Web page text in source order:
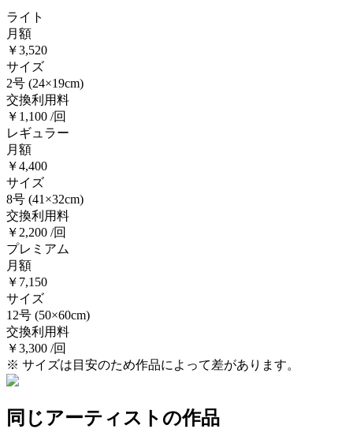
ライト
月額
￥3,520
サイズ
2号 (24×19cm)
交換利用料
￥1,100 /回
レギュラー
月額
￥4,400
サイズ
8号 (41×32cm)
交換利用料
￥2,200 /回
プレミアム
月額
￥7,150
サイズ
12号 (50×60cm)
交換利用料
￥3,300 /回
※ サイズは目安のため作品によって差があります。
同じアーティストの作品